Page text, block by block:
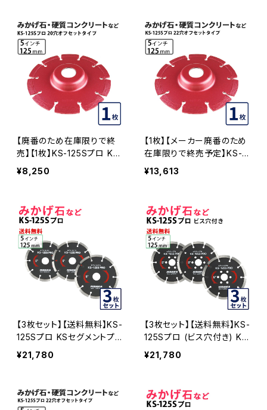
ビス3個付属(ks-125spro-
b) KS-125SPRO-B
【廃番のため在庫限りで終
売】【1枚】KS-125Sプロ KS
セグメント 20穴 内径20m
m オフセットタイプ(ハットタ
ダイヤモンドカッター 刃キ
ワ切り コーナーカット 水平
切断 KS-125SPRO-OF20
¥8,250
【1枚】【メーカー廃番のため
在庫限りで終売予定】KS-1
25Sプロ 22穴 内径22mm
オフセットタイプ(ハットタイ
ンチ 125mm みかげ石・硬
質コンクリートなど (ks-12
5spro-of22)ダイヤモンド
カッター 刃キワ切り コーナ
ーカット 水平切断 KS-125
SPRO-OF22
¥13,613
【3枚セット】【送料無料】KS-
125Sプロ KSセグメントプ
ロ 5インチ 125mm みかげ
石などの切断用 ダイヤセグ
刃(ks-125spro-03)
¥21,780
【3枚セット】【送料無料】KS-
125Sプロ (ビス穴付き) KS
セグメントプロ 5インチ 125
mm みかげ石などの切断用
ドカッター 刃 ビス3個付属
(ks-125spro-b) KS-125S
¥21,780